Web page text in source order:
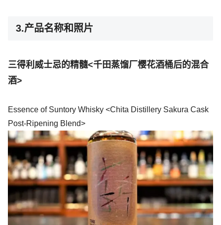
3.产品名称和照片
三得利威士忌的精髓<千田蒸馏厂樱花酒桶后的混合
酒>
Essence of Suntory Whisky <Chita Distillery Sakura Cask
Post-Ripening Blend>